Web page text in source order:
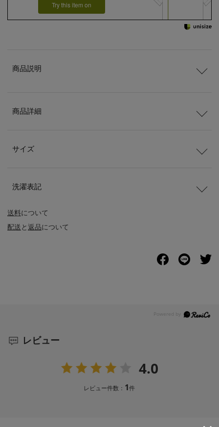
Try this item on
送料について
配送と返品について
商品説明
商品詳細
サイズ
洗濯表記
レビュー
4.0
レビュー件数： 1件